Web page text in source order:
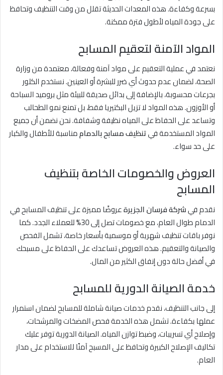
بسرعة وكفاءة. هذه المعدات الحديثة تقلل من وقت التنظيف وتحافظ
على جودة المياه لأطول فترة ممكنة.
المواد الآمنة لتعقيم المسابح
نعتمد في عملية التعقيم على مواد آمنة وفعالة، معتمدة من وزارة
الصحة، لضمان عدم حدوث أي ضرر للبشرة أو العينين. نستخدم الكلور
بجرعات محسوبة، بالإضافة إلى بدائل صديقة للبيئة مثل بروميد السباحة
أو الأوزون. هذه المواد لا تزيل البكتيريا فقط، بل تمنع نمو الطحالب
وتساعد على الحفاظ على المياه نظيفة وشفافة. نحن نضمن أن جميع
المواد المستخدمة فيتنظيف مسابح بالدماممناسبة للأطفال والكبار
على حد سواء.
العروض والخصومات الخاصة بتنظيف
المسابح
نقدم فيشركة فرسان الجزيرةعروضًا مميزة على تنظيف المسابح في
الدمام طوال العام، مع خصومات تصل إلى 30% للعملاء الجدد. كما
نوفر باقات تنظيف شهرية أو موسمية بأسعار خاصة، تشمل الفحص
والصيانة والتعقيم. هذه العروض تساعدك على الحفاظ على مسبحك
في أفضل حالة دون إنفاق الكثير من المال.
خدمة الصيانة الدورية للمسابح
إلى جانب التنظيف، نقدم خدمات صيانة شاملة للمسابح لضمان استمرار
عملها بكفاءة. تشمل هذه الخدمة فحص المضخات والمرشحات،
وإصلاح أي تسريبات، وضبط توازن المياه. الصيانة الدورية توفر عليك
تكاليف الإصلاح الكبيرة وتحافظ على المسبح آمنًا للاستخدام على مدار
العام.